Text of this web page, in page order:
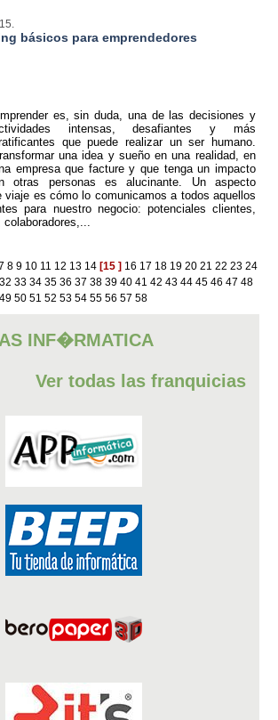
básicos para emprendedores
es, sin duda, una de las decisiones y
intensas, desafiantes y más
que puede realizar un ser humano.
una idea y sueño en una realidad, en
empresa que facture y que tenga un impacto
otras personas es alucinante. Un aspecto
viaje es cómo lo comunicamos a todos aquellos
para nuestro negocio: potenciales clientes,
89 10 11 12 13 14[15 ] 16 17 18 192021222324
3233343536373839404142434445464748
49505152535455565758
INF�RMATICA
Ver todas las franquicias